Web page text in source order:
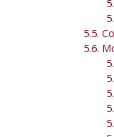
5.5.
5.6.